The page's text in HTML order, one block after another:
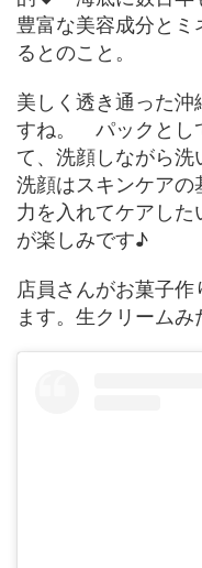
豊富な美容成分と
るとのこと。
美しく透き通った
すね。 パックとし
て、洗顔しながら洗
洗顔はスキンケアの
力を入れてケアし
が楽しみです♪
店員さんがお菓子
ます。生クリーム